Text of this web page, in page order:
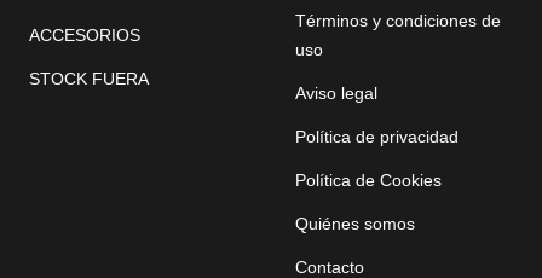
ACCESORIOS
STOCK FUERA
Términos y condiciones de
uso
Aviso legal
Política de privacidad
Política de Cookies
Quiénes somos
Contacto